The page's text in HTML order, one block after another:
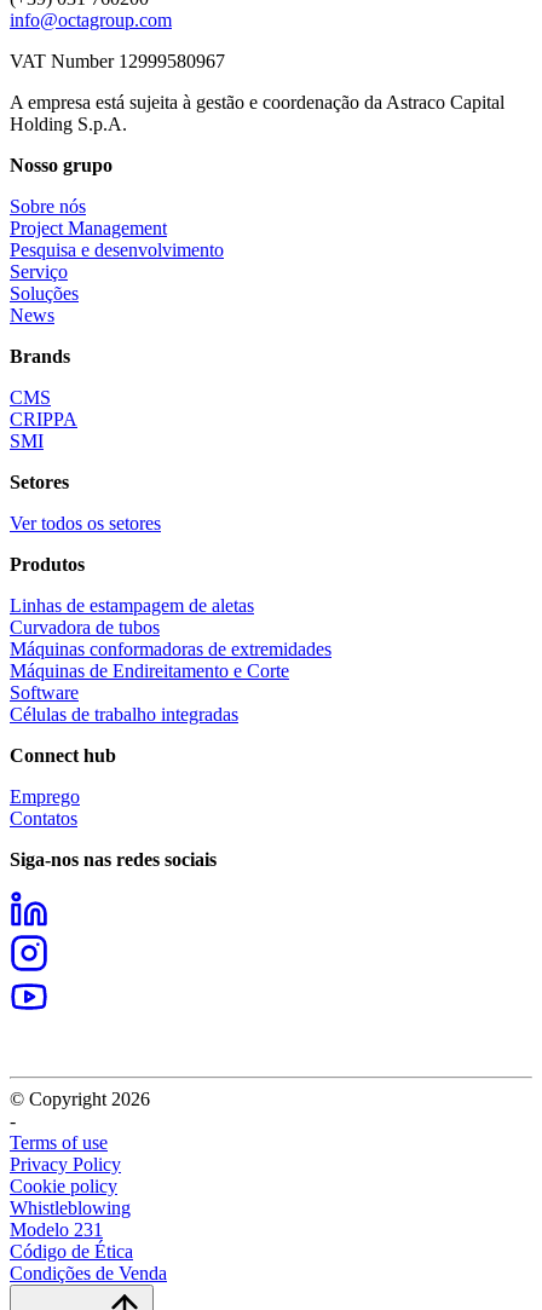
info@octagroup.com
VAT Number 12999580967
A empresa está sujeita à gestão e coordenação da Astraco Capital
Holding S.p.A.
Nosso grupo
Sobre nós
Project Management
Pesquisa e desenvolvimento
Serviço
Soluções
News
Brands
CMS
CRIPPA
SMI
Setores
Ver todos os setores
Produtos
Linhas de estampagem de aletas
Curvadora de tubos
Máquinas conformadoras de extremidades
Máquinas de Endireitamento e Corte
Software
Células de trabalho integradas
Connect hub
Emprego
Contatos
Siga-nos nas redes sociais
© Copyright 2026
-
Terms of use
Privacy Policy
Cookie policy
Whistleblowing
Modelo 231
Código de Ética
Condições de Venda